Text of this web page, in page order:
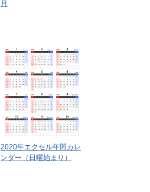
月
2020年エクセル年間カレ
ンダー（日曜始まり）